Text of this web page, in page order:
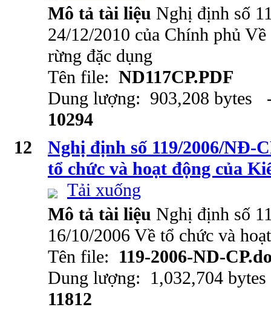
Mô tả tài liệu Nghị định số
24/12/2010 của Chính phủ
rừng đặc dụng
Tên file: ND117CP.PDF
Dung lượng: 903,208
10294
12
Nghị định số 119/2006/NĐ-
tổ chức và hoạt động của
Tải xuống
Mô tả tài liệu Nghị định số
16/10/2006 Về tổ chức và
Tên file: 119-2006-ND-
Dung lượng: 1,032,704
11812